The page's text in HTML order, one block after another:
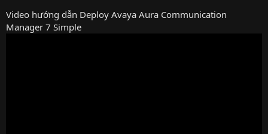
Video hướng dẫn Deploy Avaya Aura Communication
Manager 7 Simple